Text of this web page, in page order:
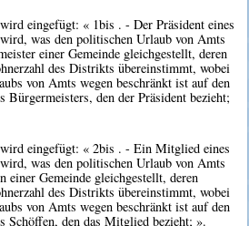
eingefügt: « 1bis . - Der Präsident eines
was den politischen Urlaub von Amts
einer Gemeinde gleichgestellt, deren
des Distrikts übereinstimmt, wobei
von Amts wegen beschränkt ist auf den
Bürgermeisters, den der Präsident bezieht;
eingefügt: « 2bis . - Ein Mitglied eines
was den politischen Urlaub von Amts
einer Gemeinde gleichgestellt, deren
des Distrikts übereinstimmt, wobei
von Amts wegen beschränkt ist auf den
Schöffen, den das Mitglied bezieht; ».